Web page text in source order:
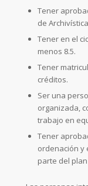
Tener
de
Tener en el
menos 8.5.
Tener
créditos.
Ser una
organizada,
trabajo en
Tener
ordenación y
parte del